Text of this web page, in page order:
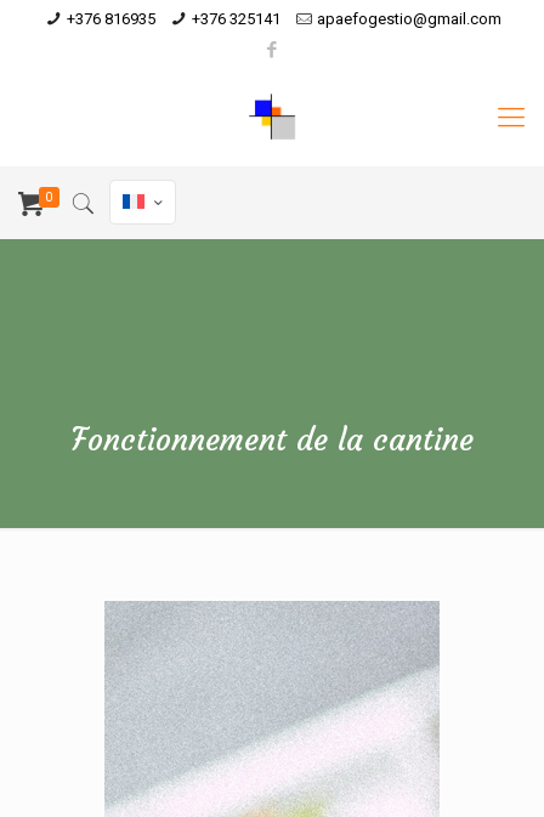
+376 816935 +376 325141 apaefogestio@gmail.com
0
Fonctionnement de la cantine